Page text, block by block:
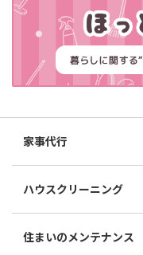
家事代行
ハウスクリーニング
住まいのメンテナンス